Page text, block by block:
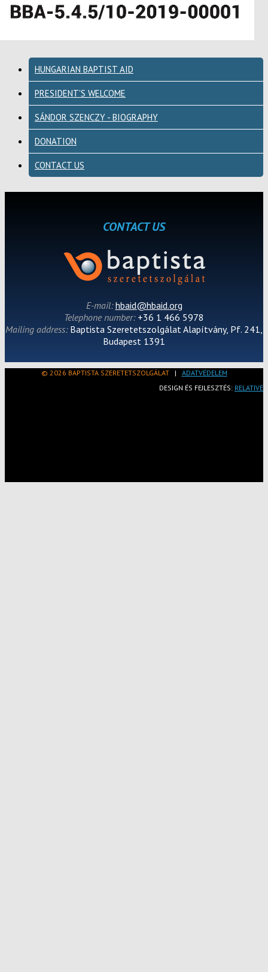
HUNGARIAN BAPTIST AID
PRESIDENT'S WELCOME
SÁNDOR SZENCZY - BIOGRAPHY
DONATION
CONTACT US
CONTACT US
E-mail:hbaid@hbaid.org
Telephone number: +36 1 466 5978
Mailing address: Baptista Szeretetszolgálat Alapítvány, Pf. 241,
Budapest 1391
© 2026 BAPTISTA SZERETETSZOLGÁLAT| ADATVÉDELEM
DESIGN ÉS FEJLESZTÉS: RELATIVE